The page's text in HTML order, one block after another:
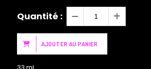
Quantité :
AJOUTER AU PANIER